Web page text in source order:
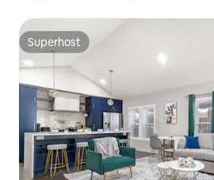
Superhost
Superhost